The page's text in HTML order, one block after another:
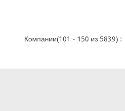
Компании(101 - 150 из 5839) :